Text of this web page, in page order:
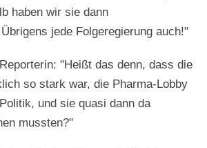
haben wir sie dann
jede Folgeregierung auch!"
"Heißt das denn, dass die
so stark war, die Pharma-Lobby
und sie quasi dann da
mussten?"